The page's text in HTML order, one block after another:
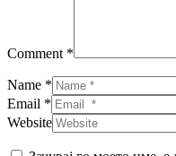
Comment *
Name *
Email *
Website